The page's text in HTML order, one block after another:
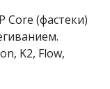
Сore (фастеки)
K2, Flow,